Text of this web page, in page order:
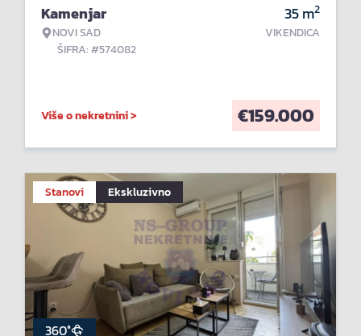
Kamenjar
NOVI SAD
ŠIFRA: #574082
35m2
VIKENDICA
Više o nekretnini > €159.000
Stanovi Ekskluzivno
360°